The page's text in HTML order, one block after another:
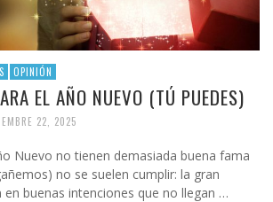
OPINIÓN
EL AÑO NUEVO (TÚ PUEDES)
22, 2025
Nuevo no tienen demasiada buena fama
no se suelen cumplir: la gran
en buenas intenciones que no llegan …